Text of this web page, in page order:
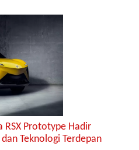
RSX Prototype Hadir
Teknologi Terdepan